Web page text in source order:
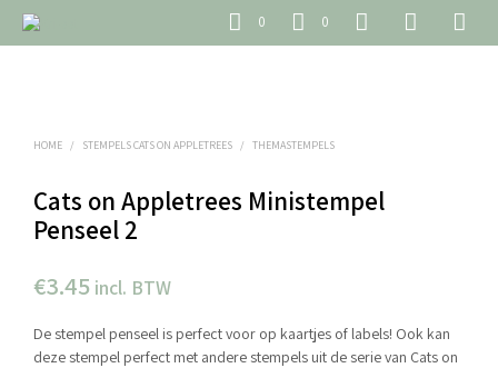
0 0
HOME / STEMPELS CATS ON APPLETREES / THEMASTEMPELS
Cats on Appletrees Ministempel
Penseel 2
€3.45 incl. BTW
De stempel penseel is perfect voor op kaartjes of labels! Ook kan
deze stempel perfect met andere stempels uit de serie van Cats on